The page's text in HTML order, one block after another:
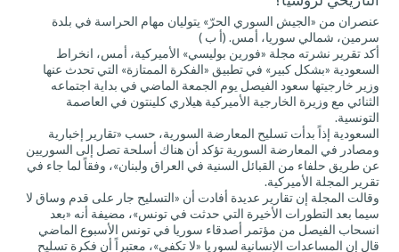
عنصران من «الجيش السوري الحرّ» يتوليان مهام الحراسة في بلدة
سرمين، شمالي سوريا، أمس. (أ ب )
أكد تقرير نشرته مجلة «فورين بوليسي» الأميركية، أمس، انخراط
السعودية «بشكل كبير» في تطبيق «الفكرة الممتازة» التي تحدث عنها
وزير خارجيتها سعود الفيصل يوم الجمعة الماضي في بداية اجتماعه
الثنائي مع وزيرة الخارجية الأميركية هيلاري كلينتون في العاصمة
التونسية.
السعودية إذاً بدأت تسليح المعارضة السورية، حسب «تقارير إخبارية
ومصادر في المعارضة السورية تؤكد أن هناك أسلحة تصل إلى السوريين
عن طريق حلفاء من القبائل السنية في العراق ولبنان»، وفقاً لما جاء في
تقرير المجلة الأميركية.
وقالت المجلة إن تقارير عديدة أفادت أن «التسليح جار على قدم وساق لا
سيما بعد التطورات الأخيرة التي حدثت في تونس»، مضيفة أنه «بعد
انسحاب الفيصل من مؤتمر أصدقاء سوريا في تونس الأسبوع الماضي
قال إن المساعدات الإنسانية لسوريا «لا تكفي»، معتبراً أن فكرة تسليح